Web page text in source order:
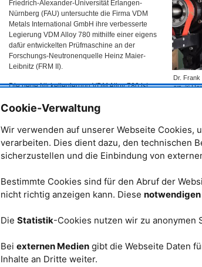
Dr.
ein. ©
Friedrich-Alexander-Universität Erlangen-
Nürnberg (FAU) untersuchte die Firma VDM
Metals International GmbH ihre verbesserte
Legierung VDM Alloy 780 mithilfe einer eigens
dafür entwickelten Prüfmaschine an der
Forschungs-Neutronenquelle Heinz Maier-
Leibnitz (FRM II).
Die neue NickellegierungVDMAlloy 780 ist
korrosionsresistent, daher eignet sie sich bestens für den
den Einsatzbereich“, ergänzt Dr. Frank Kümmel aus der
Nickellegierung ist nicht die einzige Innovation. Die
die Untersuchungen der Legierung eigens dafür.
Eigenschaften der LegierungVDMAlloy 780
Forscherinnen und Forscher montieren die
gewünschten Umgebungsbedingungen erzeugt
und im Laufe der gesamten Untersuchung hält
oder verändert. Während diese extreme
Cookie-Verwaltung
Wir verwenden auf unserer Webseite Cookies,
verarbeiten. Dies dient dazu, den technischen
sicherzustellen und die Einbindung von
Bestimmte Cookies sind für den Abruf der
nicht richtig anzeigen kann. Diese notwendigen
Die Statistik-Cookies nutzen wir zu anonymen
Bei externen Medien gibt die Webseite Daten
Inhalte an Dritte weiter.